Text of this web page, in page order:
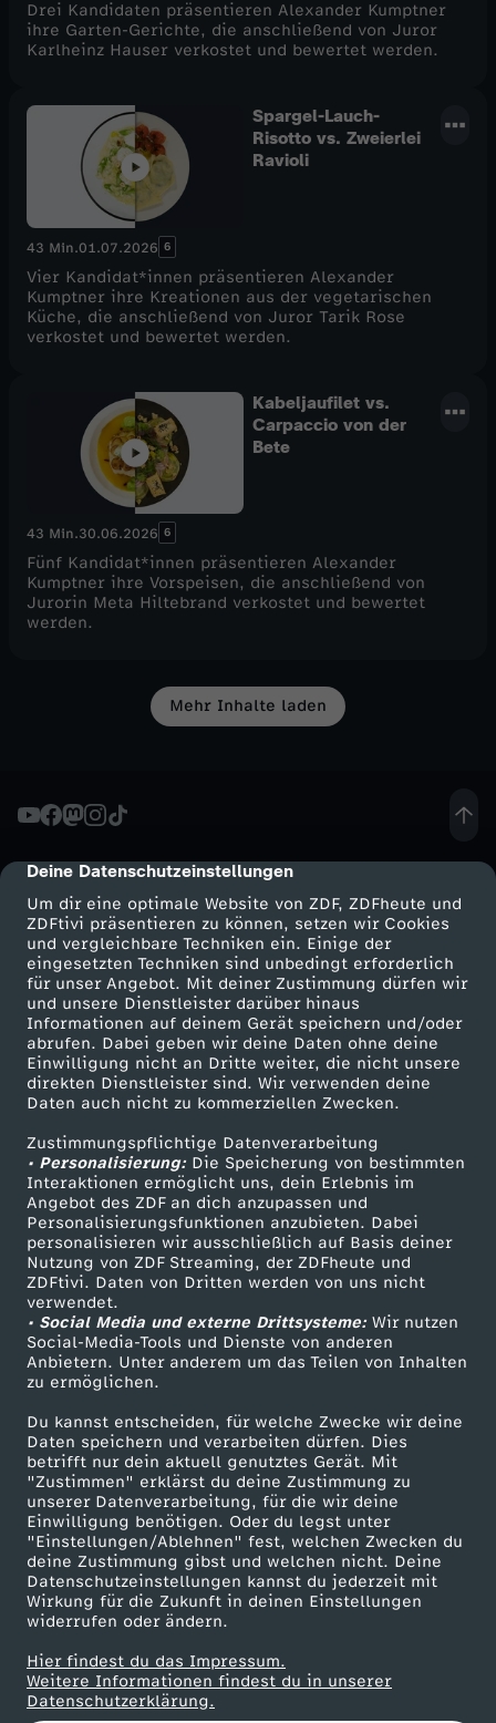
cmp-dialog-description
Deine Datenschutzeinstellungen
Um dir eine optimale Website von ZDF, ZDFheute und
ZDFtivi präsentieren zu können, setzen wir Cookies
und vergleichbare Techniken ein. Einige der
eingesetzten Techniken sind unbedingt erforderlich
für unser Angebot. Mit deiner Zustimmung dürfen wir
und unsere Dienstleister darüber hinaus
Informationen auf deinem Gerät speichern und/oder
abrufen. Dabei geben wir deine Daten ohne deine
Einwilligung nicht an Dritte weiter, die nicht unsere
direkten Dienstleister sind. Wir verwenden deine
Daten auch nicht zu kommerziellen Zwecken.
Zustimmungspflichtige Datenverarbeitung
• Personalisierung:Die Speicherung von bestimmten
Interaktionen ermöglicht uns, dein Erlebnis im
Angebot des ZDF an dich anzupassen und
Personalisierungsfunktionen anzubieten. Dabei
personalisieren wir ausschließlich auf Basis deiner
Nutzung von ZDF Streaming, der ZDFheute und
ZDFtivi. Daten von Dritten werden von uns nicht
verwendet.
• Social Media und externe Drittsysteme:Wir nutzen
Social-Media-Tools und Dienste von anderen
Anbietern. Unter anderem um das Teilen von Inhalten
zu ermöglichen.
Du kannst entscheiden, für welche Zwecke wir deine
Daten speichern und verarbeiten dürfen. Dies
betrifft nur dein aktuell genutztes Gerät. Mit
"Zustimmen" erklärst du deine Zustimmung zu
unserer Datenverarbeitung, für die wir deine
Einwilligung benötigen. Oder du legst unter
"Einstellungen/Ablehnen" fest, welchen Zwecken du
deine Zustimmung gibst und welchen nicht. Deine
Datenschutzeinstellungen kannst du jederzeit mit
Wirkung für die Zukunft in deinen Einstellungen
widerrufen oder ändern.
Hier findest du das Impressum.
Weitere Informationen findest du in unserer
Datenschutzerklärung.
Drei Kandidaten präsentieren Alexander Kumptner
ihre Garten-Gerichte, die anschließend von Juror
Karlheinz Hauser verkostet und bewertet werden.
Spargel-Lauch-
Risotto vs. Zweierlei
Ravioli
43 Min.01.07.2026 6
Vier Kandidat*innen präsentieren Alexander
Kumptner ihre Kreationen aus der vegetarischen
Küche, die anschließend von Juror Tarik Rose
verkostet und bewertet werden.
Kabeljaufilet vs.
Carpaccio von der
Bete
43 Min.30.06.2026 6
Fünf Kandidat*innen präsentieren Alexander
Kumptner ihre Vorspeisen, die anschließend von
Jurorin Meta Hiltebrand verkostet und bewertet
werden.
Mehr Inhalte laden
Mehr ZDF
ZDF-Apps
Smart TV
ZDFtext
Livestreams
Sendungen A-Z
TV-Programm
Service
ZDFmitreden
Kontakt zum ZDF
Tickets
Zuschauerservice
Hilfe
ZDF Unternehmen
Karriere
ZDF goes Schule
Werbefernsehen
Mainzelmännchen
Partner